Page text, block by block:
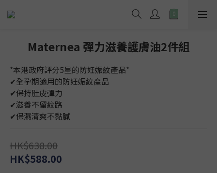
Maternea 彈力滋養護膚油2件組
*本港政府評分5星的防妊娠紋產品*
✔︎全孕期適用的防妊娠紋產品
✔︎保持肚皮彈力
✔︎滋養不留紋路
✔︎保濕清爽不黏膩
HK$638.00
HK$588.00